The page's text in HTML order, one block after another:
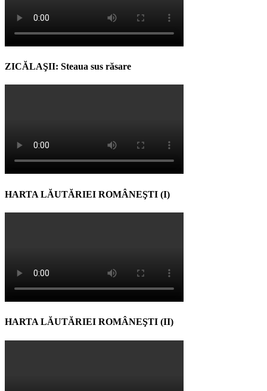
ZICĂLAŞII: Steaua sus răsare
HARTA LĂUTĂRIEI ROMÂNEŞTI (I)
HARTA LĂUTĂRIEI ROMÂNEŞTI (II)